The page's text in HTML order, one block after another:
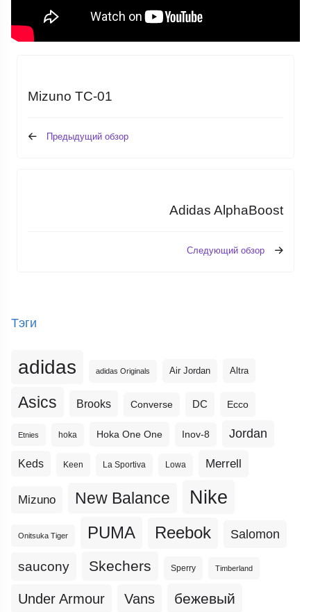
Mizuno TC-01
Предыдущий обзор
Adidas AlphaBoost
Следующий обзор
Тэги
adidas adidas Originals Air Jordan Altra
Asics Brooks Converse DC Ecco
Etnies hoka Hoka One One Inov-8 Jordan
Keds Keen La Sportiva Lowa Merrell
Mizuno New Balance Nike
Onitsuka Tiger PUMA Reebok Salomon
saucony Skechers Sperry Timberland
Under Armour Vans бежевый